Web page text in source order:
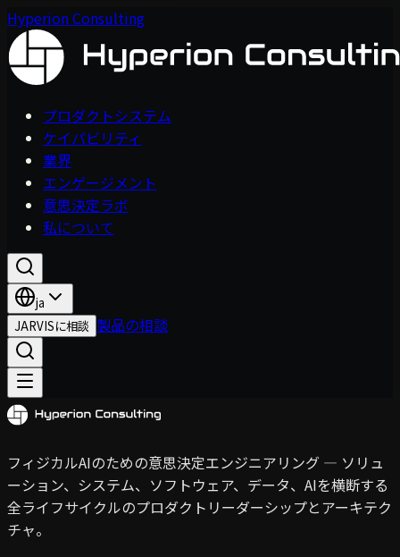
Hyperion Consulting
プロダクトシステム
ケイパビリティ
業界
エンゲージメント
意思決定ラボ
私について
ja
JARVISに相談 製品の相談
フィジカルAIのための意思決定エンジニアリング — ソリュ
ーション、システム、ソフトウェア、データ、AIを横断する
全ライフサイクルのプロダクトリーダーシップとアーキテク
チャ。